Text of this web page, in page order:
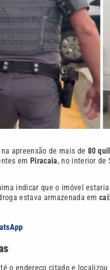
apreensão de mais de 80
em Piracaia, no interior de
indicar que o imóvel
estava armazenada em
o endereço citado e